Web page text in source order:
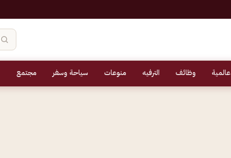
وظائف الترفيه منوعات سياحة وسفر مجتمع